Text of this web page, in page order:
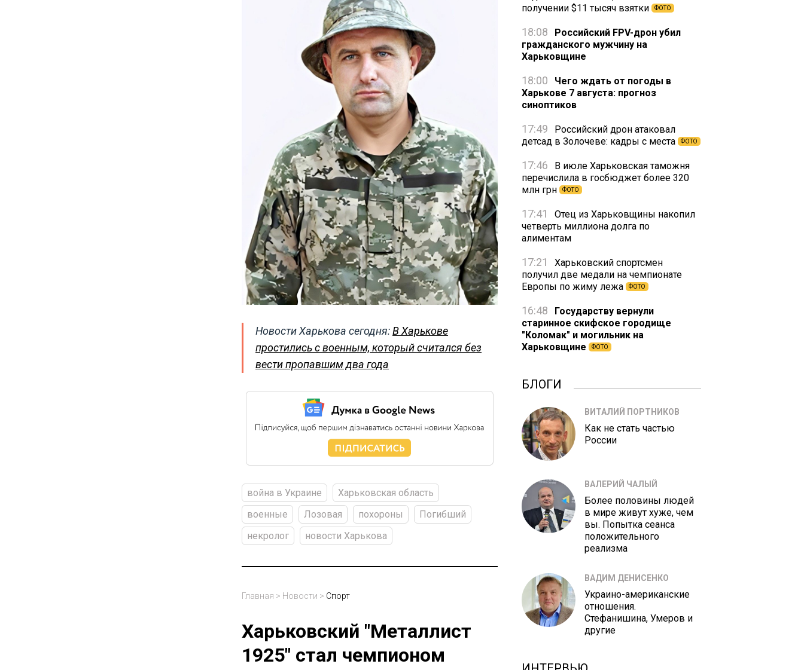
Новости Харькова сегодня:В Харькове
простились с военным, который считался без
вести пропавшим два года
война в Украине
Харьковская область
военные
Лозовая похороны
Погибший
некролог
новости Харькова
Главная > Новости > Спорт
Харьковский "Металлист
1925" стал чемпионом
получении $11 тысяч взятки
ФОТО
18:08
Российский FPV-дрон убил
гражданского мужчину на
Харьковщине
18:00
Чего ждать от погоды в
Харькове 7 августа: прогноз
синоптиков
17:49
Российский дрон атаковал
детсад в Золочеве: кадры с места
ФОТО
17:46
В июле Харьковская таможня
перечислила в госбюджет более 320
млн грн
ФОТО
17:41
Отец из Харьковщины накопил
четверть миллиона долга по
алиментам
17:21
Харьковский спортсмен
получил две медали на чемпионате
Европы по жиму лежа
ФОТО
16:48
Государству вернули
старинное скифское городище
"Коломак" и могильник на
Харьковщине
ФОТО
БЛОГИ
ВИТАЛИЙ ПОРТНИКОВ
Как не стать частью
России
ВАЛЕРИЙ ЧАЛЫЙ
Более половины людей
в мире живут хуже, чем
вы. Попытка сеанса
положительного
реализма
ВАДИМ ДЕНИСЕНКО
Украино-американские
отношения.
Стефанишина, Умеров и
другие